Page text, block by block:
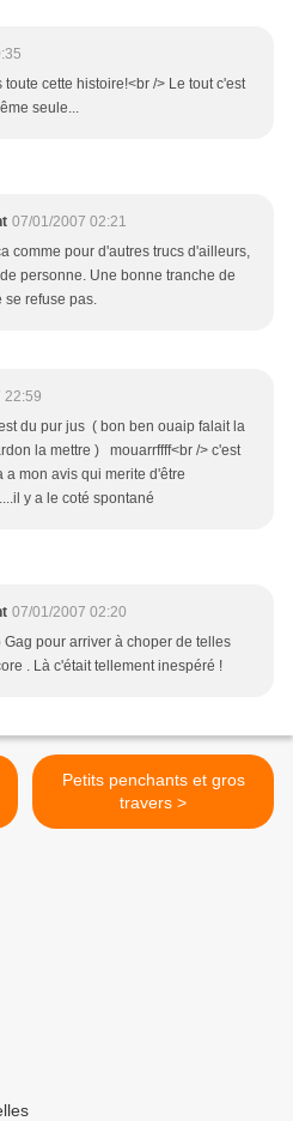
cette histoire!<br /> Le tout c'est
seule...
07/01/2007 02:21
comme pour d'autres trucs d'ailleurs,
personne. Une bonne tranche de
se refuse pas.
22:59
du pur jus ( bon ben ouaip falait la
la mettre ) mouarrffff<br /> c'est
a mon avis qui merite d'être
y a le coté spontané
07/01/2007 02:20
Gag pour arriver à choper de telles
. Là c'était tellement inespéré !
Petits penchants et gros
travers >